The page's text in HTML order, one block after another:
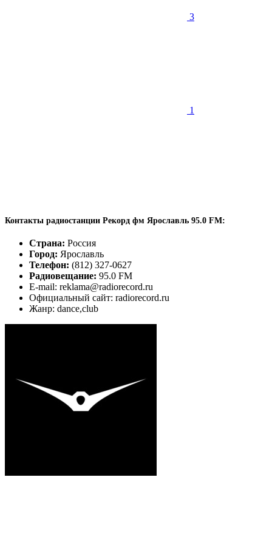
3
1
Контакты радиостанции Рекорд фм Ярославль 95.0 FM:
Страна: Россия
Город: Ярославль
Телефон: (812) 327-0627
Радиовещание: 95.0 FM
E-mail: reklama@radiorecord.ru
Официальный сайт: radiorecord.ru
Жанр: dance,club